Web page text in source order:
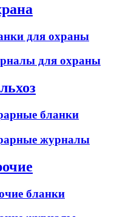
для охраны
для охраны
бланки
журналы
бланки